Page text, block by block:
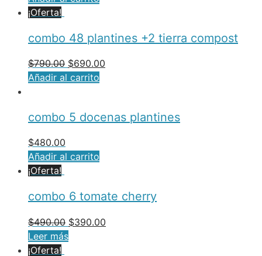
¡Oferta!
combo 48 plantines +2 tierra compost
$790.00 $690.00
Añadir al carrito
combo 5 docenas plantines
$480.00
Añadir al carrito
¡Oferta!
combo 6 tomate cherry
$490.00 $390.00
Leer más
¡Oferta!